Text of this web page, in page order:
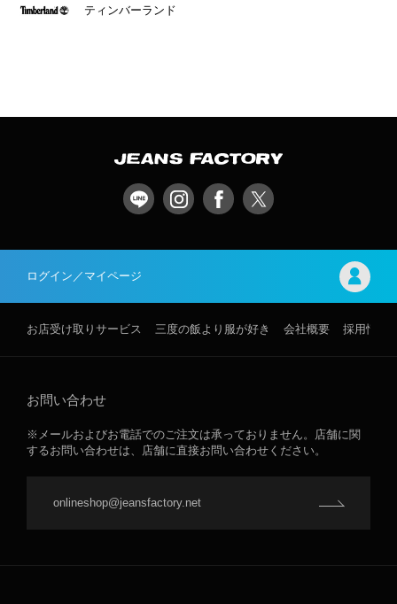
ティンバーランド
ログイン／マイページ
お店受け取りサービス 三度の飯より服が好き 会社概要 採用情報
お問い合わせ
※メールおよびお電話でのご注文は承っておりません。店舗に関
するお問い合わせは、店舗に直接お問い合わせください。
onlineshop@jeansfactory.net